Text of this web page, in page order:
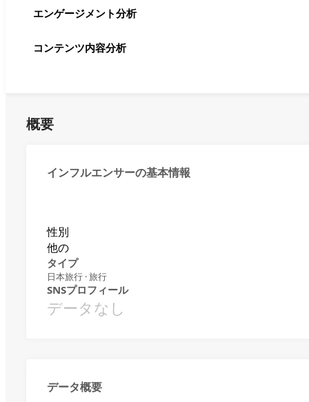
エンゲージメント分析
コンテンツ内容分析
概要
インフルエンサーの基本情報
性別
他の
タイプ
日本旅行 · 旅行
SNSプロフィール
データなし
データ概要